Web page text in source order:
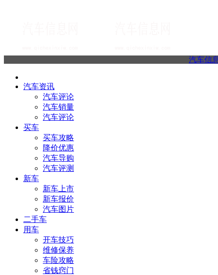
汽车信
汽车资讯
汽车评论
汽车销量
汽车评论
买车
买车攻略
降价优惠
汽车导购
汽车评测
新车
新车上市
新车报价
汽车图片
二手车
用车
开车技巧
维修保养
车险攻略
省钱窍门